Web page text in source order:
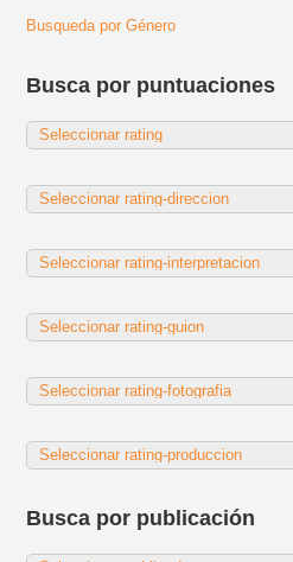
Busqueda por Género
Busca por puntuaciones
Busca por publicación